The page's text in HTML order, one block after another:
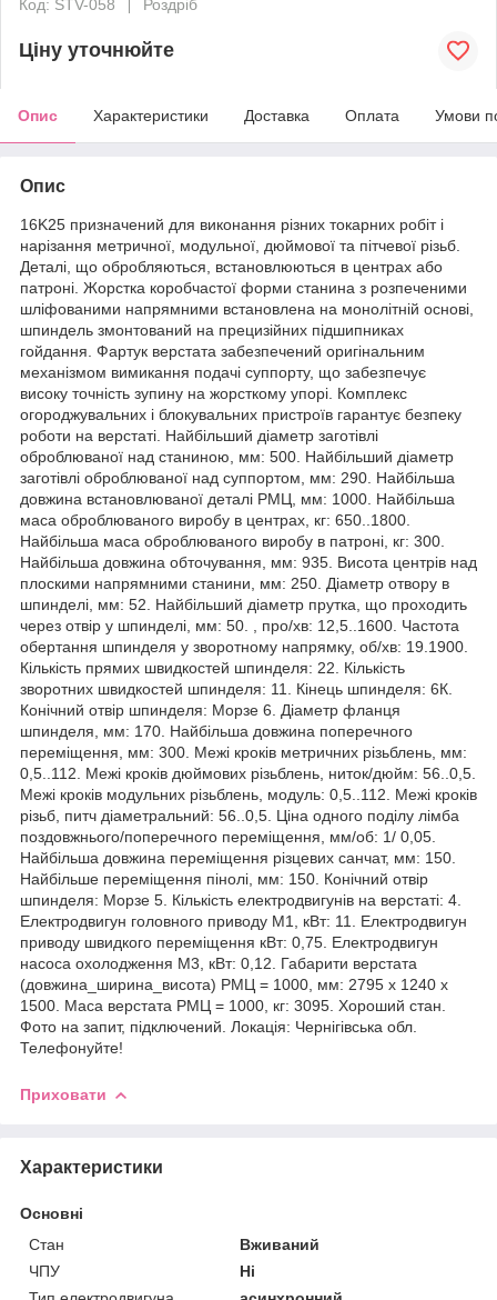
Код: STV-058
Роздріб
Ціну уточнюйте
Опис Характеристики Доставка Оплата Умови
Опис
16K25 призначений для виконання різних токарних робіт і
нарізання метричної, модульної, дюймової та пітчевої різьб.
Деталі, що обробляються, встановлюються в центрах або
патроні. Жорстка коробчастої форми станина з розпеченими
шліфованими напрямними встановлена на монолітній основі,
шпиндель змонтований на прецизійних підшипниках
гойдання. Фартук верстата забезпечений оригінальним
механізмом вимикання подачі суппорту, що забезпечує
високу точність зупину на жорсткому упорі. Комплекс
огороджувальних і блокувальних пристроїв гарантує безпеку
роботи на верстаті. Найбільший діаметр заготівлі
оброблюваної над станиною, мм: 500. Найбільший діаметр
заготівлі оброблюваної над суппортом, мм: 290. Найбільша
довжина встановлюваної деталі РМЦ, мм: 1000. Найбільша
маса оброблюваного виробу в центрах, кг: 650..1800.
Найбільша маса оброблюваного виробу в патроні, кг: 300.
Найбільша довжина обточування, мм: 935. Висота центрів над
плоскими напрямними станини, мм: 250. Діаметр отвору в
шпинделі, мм: 52. Найбільший діаметр прутка, що проходить
через отвір у шпинделі, мм: 50. , про/хв: 12,5..1600. Частота
обертання шпинделя у зворотному напрямку, об/хв: 19.1900.
Кількість прямих швидкостей шпинделя: 22. Кількість
зворотних швидкостей шпинделя: 11. Кінець шпинделя: 6К.
Конічний отвір шпинделя: Морзе 6. Діаметр фланця
шпинделя, мм: 170. Найбільша довжина поперечного
переміщення, мм: 300. Межі кроків метричних різьблень, мм:
0,5..112. Межі кроків дюймових різьблень, ниток/дюйм: 56..0,5.
Межі кроків модульних різьблень, модуль: 0,5..112. Межі кроків
різьб, питч діаметральний: 56..0,5. Ціна одного поділу лімба
поздовжнього/поперечного переміщення, мм/об: 1/ 0,05.
Найбільша довжина переміщення різцевих санчат, мм: 150.
Найбільше переміщення пінолі, мм: 150. Конічний отвір
шпинделя: Морзе 5. Кількість електродвигунів на верстаті: 4.
Електродвигун головного приводу М1, кВт: 11. Електродвигун
приводу швидкого переміщення кВт: 0,75. Електродвигун
насоса охолодження М3, кВт: 0,12. Габарити верстата
(довжина_ширина_висота) РМЦ = 1000, мм: 2795 х 1240 х
1500. Маса верстата РМЦ = 1000, кг: 3095. Хороший стан.
Фото на запит, підключений. Локація: Чернігівська обл.
Телефонуйте!
Приховати
Характеристики
Основні
Стан
Вживаний
ЧПУ
Ні